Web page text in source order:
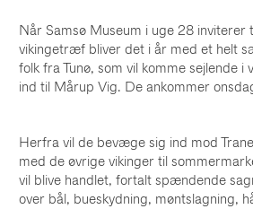
Når Samsø Museum i uge 28 inviterer
vikingetræf bliver det i år med et helt
folk fra Tunø, som vil komme sejlende i
ind til Mårup Vig. De ankommer
Herfra vil de bevæge sig ind mod
med de øvrige vikinger til
vil blive handlet, fortalt spændende
over bål, bueskydning, møntslagning,